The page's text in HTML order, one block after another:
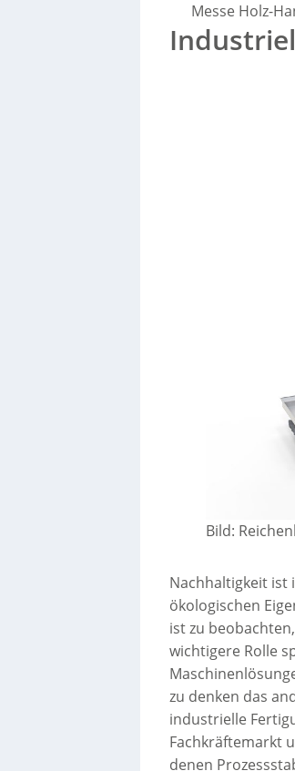
Messe Holz-
Bild:
Nachhaltigkeit ist
ökologischen
ist zu
wichtigere Rolle
zu denken das
industrielle
Fachkräftemarkt
denen